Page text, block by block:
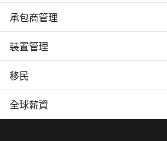
承包商管理
裝置管理
移民
全球薪資